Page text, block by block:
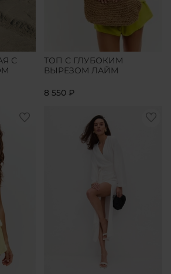
С
ТОП С ГЛУБОКИМ
ВЫРЕЗОМ ЛАЙМ
8 550 ₽